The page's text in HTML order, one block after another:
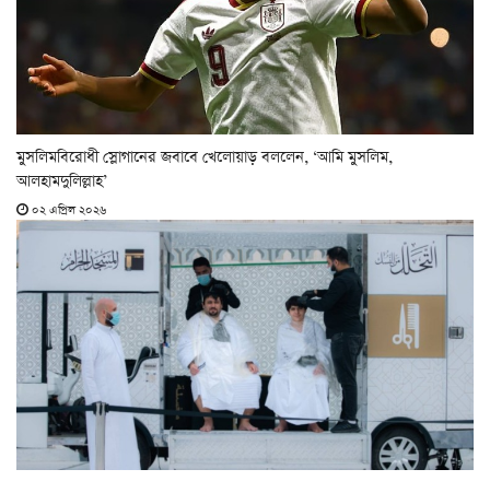
মুসলিমবিরোধী স্লোগানের জবাবে খেলোয়াড় বললেন, ‘আমি মুসলিম,
আলহামদুলিল্লাহ’
০২ এপ্রিল ২০২৬